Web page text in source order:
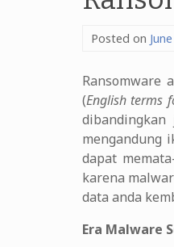
Posted on
Ransomware
(English terms
mengandung
dapat
karena
data anda
Era Malware